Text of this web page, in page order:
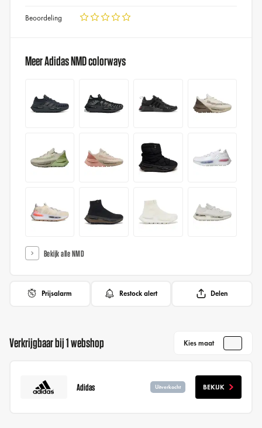
Beoordeling
Meer Adidas NMD colorways
Bekijk alle NMD
Prijsalarm Restock alert Delen
Verkrijgbaar bij 1 webshop Kies maat
Adidas Uitverkocht BEKIJK